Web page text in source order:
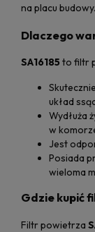
na placu budowy.
Dlaczego
SA16185 to filtr
układ
Wydłuża
w
Jest
Posiada
wieloma
Gdzie kupić
Filtr powietrza